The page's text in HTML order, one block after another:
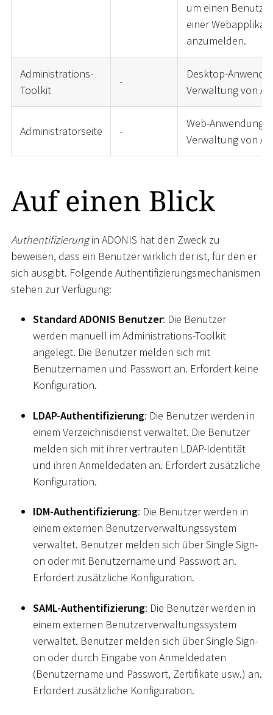
um einen
einer
anzumelden.
Administrations-
Toolkit
-
Desktop-
Verwaltung von
Administratorseite -
Web-Anwendung
Verwaltung von
Auf einen Blick
Authentifizierungin ADONIS hat den Zweck zu
beweisen, dass ein Benutzer wirklich der ist, für den er
sich ausgibt. Folgende Authentifizierungsmechanismen
stehen zur Verfügung:
Standard ADONIS Benutzer: Die Benutzer
werden manuell im Administrations-Toolkit
angelegt. Die Benutzer melden sich mit
Benutzernamen und Passwort an. Erfordert keine
Konfiguration.
LDAP-Authentifizierung: Die Benutzer werden in
einem Verzeichnisdienst verwaltet. Die Benutzer
melden sich mit ihrer vertrauten LDAP-Identität
und ihren Anmeldedaten an. Erfordert zusätzliche
Konfiguration.
IDM-Authentifizierung: Die Benutzer werden in
einem externen Benutzerverwaltungssystem
verwaltet. Benutzer melden sich über Single Sign-
on oder mit Benutzername und Passwort an.
Erfordert zusätzliche Konfiguration.
SAML-Authentifizierung: Die Benutzer werden in
einem externen Benutzerverwaltungssystem
verwaltet. Benutzer melden sich über Single Sign-
on oder durch Eingabe von Anmeldedaten
(Benutzername und Passwort, Zertifikate usw.) an.
Erfordert zusätzliche Konfiguration.